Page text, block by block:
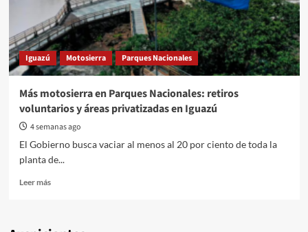
Iguazú Motosierra Parques Nacionales
Más motosierra en Parques Nacionales: retiros
voluntarios y áreas privatizadas en Iguazú
4 semanas ago
El Gobierno busca vaciar al menos al 20 por ciento de toda la
planta de...
Leer másRead